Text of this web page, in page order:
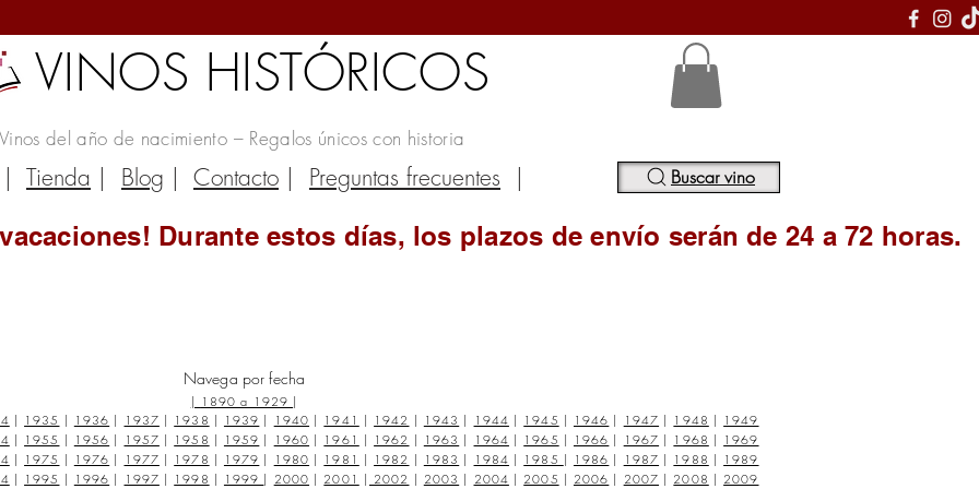
VINOS HISTÓRICOS
Vinos del año de nacimiento – Regalos únicos con historia
| Tienda | Blog | Contacto | Preguntas frecuentes | Buscar vino
Durante estos días, los plazos de envío serán de 24 a 72 horas.
Navega por fecha
| 1890 a 1929 |
| 1935 | 1936 | 1937 | 1938 | 1939 | 1940 | 1941 | 1942 | 1943 | 1944 | 1945 | 1946 | 1947 | 1948 | 1949
| 1955 | 1956 | 1957 | 1958 | 1959 | 1960 | 1961 | 1962 | 1963 | 1964 | 1965 | 1966 | 1967 | 1968 | 1969
| 1975 | 1976 | 1977 | 1978 | 1979 | 1980 | 1981 | 1982 | 1983 | 1984 | 1985 | 1986 | 1987 | 1988 | 1989
| 1995 | 1996 | 1997 | 1998 | 1999 | 2000 | 2001 | 2002 | 2003 | 2004 | 2005 | 2006 | 2007 | 2008 | 2009